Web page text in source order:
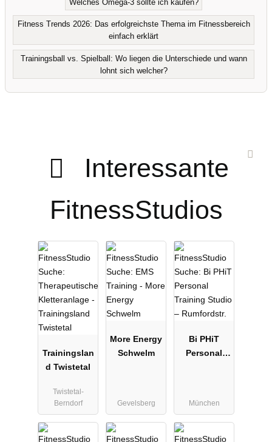
Interessante
FitnessStudios
Trainingslan
d Twistetal
Twistetal-
Berndorf
More Energy
Schwelm
Gevelsberg
Bi PHiT
Personal
München
Welches Omega-3 sollte ich kaufen?
Fitness Trends 2026: Das erfolgreichste Thema im Fitnessbereich
einfach erklärt
Trainingsball vs. Spielball: Wo liegen die Unterschiede und wann
lohnt sich welcher?